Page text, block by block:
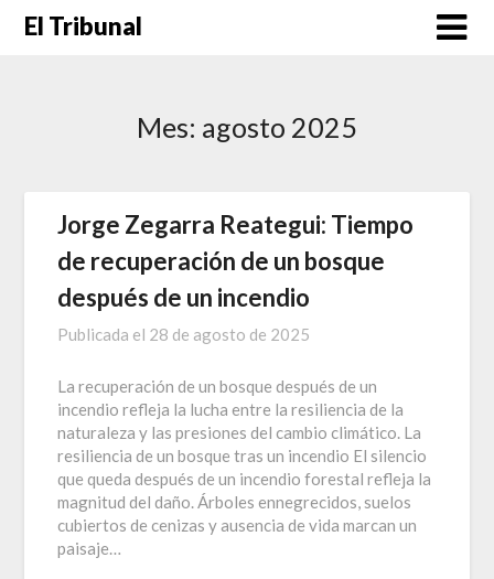
SaltarEl Tribunal
Mes: agosto 2025
Jorge Zegarra Reategui: Tiempo
de recuperación de un bosque
después de un incendio
Publicada el 28 de agosto de 2025
La recuperación de un bosque después de un
incendio refleja la lucha entre la resiliencia de la
naturaleza y las presiones del cambio climático. La
resiliencia de un bosque tras un incendio El silencio
que queda después de un incendio forestal refleja la
magnitud del daño. Árboles ennegrecidos, suelos
cubiertos de cenizas y ausencia de vida marcan un
paisaje…